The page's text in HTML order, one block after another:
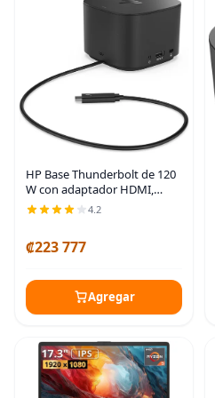
HP Base Thunderbolt de 120
W con adaptador HDMI,
estación de acoplamiento
una sola conexión de
4.2
₡223 777
Agregar